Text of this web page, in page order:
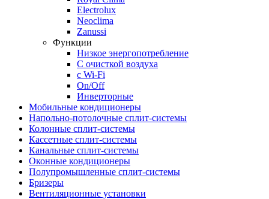
Electrolux
Neoclima
Zanussi
Функции
Низкое энергопотребление
С очисткой воздуха
с Wi-Fi
On/Off
Инверторные
Мобильные кондиционеры
Напольно-потолоч​ные ​сплит-системы
Колонные ​​сплит-системы
Кассетные сплит-системы
Канальные сплит-системы
Оконные кондиционеры
Полупромышленные сплит-системы
Бризеры
Вентиляционные установки